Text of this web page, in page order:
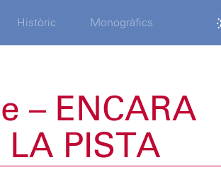
Històric Monogràfics
– ENCARA
LA PISTA